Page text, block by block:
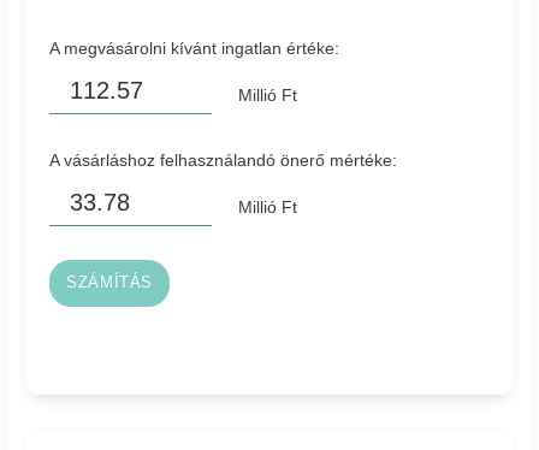
A megvásárolni kívánt ingatlan értéke:
Millió Ft
A vásárláshoz felhasználandó önerő mértéke:
Millió Ft
SZÁMÍTÁS